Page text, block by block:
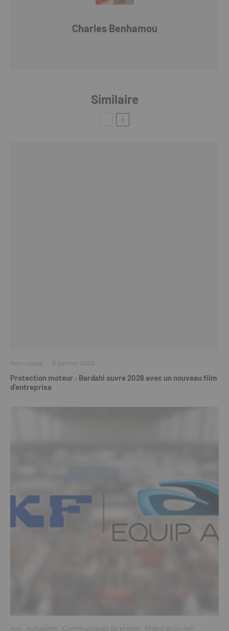
Charles Benhamou
Similaire
Non classé · 8 janvier 2026
Protection moteur : Bardahl ouvre 2026 avec un nouveau film
d’entreprise
4x4 Actualités Communiqués de presse
Préparation 4x4